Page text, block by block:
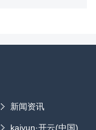
新闻资讯
kaiyun·开云(中国)